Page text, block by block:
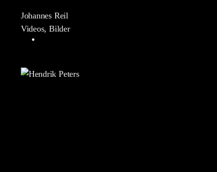
Johannes Reil
Videos, Bilder